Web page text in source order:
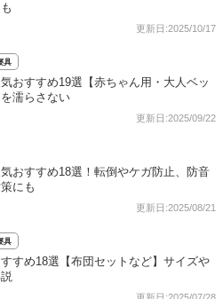
更新日:2025/10/17
具
おすすめ19選【赤ちゃん用・大人ベッ
濡らさない
更新日:2025/09/22
おすすめ18選！転倒やケガ防止、防音
にも
更新日:2025/08/21
具
すめ18選【布団セットなど】サイズや